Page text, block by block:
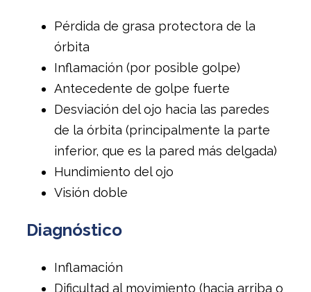
Pérdida de grasa protectora de la
órbita
Inflamación (por posible golpe)
Antecedente de golpe fuerte
Desviación del ojo hacia las paredes
de la órbita (principalmente la parte
inferior, que es la pared más delgada)
Hundimiento del ojo
Visión doble
Diagnóstico
Inflamación
Dificultad al movimiento (hacia arriba o